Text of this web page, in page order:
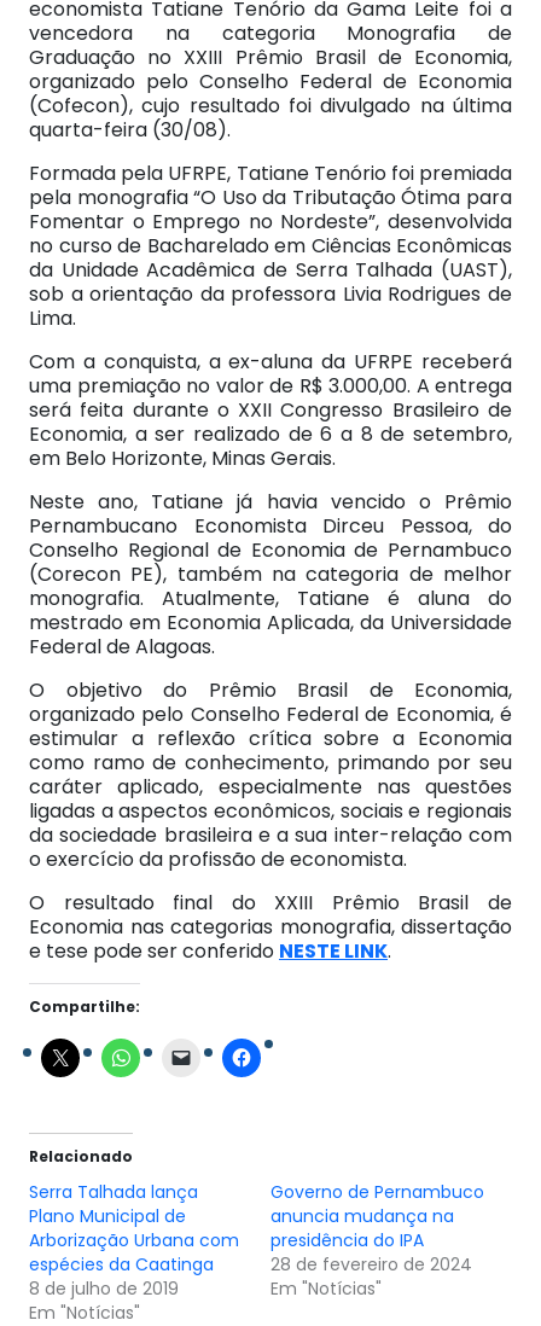
economista Tatiane Tenório da Gama Leite foi a
vencedora na categoria Monografia de
Graduação no XXIII Prêmio Brasil de Economia,
organizado pelo Conselho Federal de Economia
(Cofecon), cujo resultado foi divulgado na última
quarta-feira (30/08).
Formada pela UFRPE, Tatiane Tenório foi premiada
pela monografia “O Uso da Tributação Ótima para
Fomentar o Emprego no Nordeste”, desenvolvida
no curso de Bacharelado em Ciências Econômicas
da Unidade Acadêmica de Serra Talhada (UAST),
sob a orientação da professora Livia Rodrigues de
Lima.
Com a conquista, a ex-aluna da UFRPE receberá
uma premiação no valor de R$ 3.000,00. A entrega
será feita durante o XXII Congresso Brasileiro de
Economia, a ser realizado de 6 a 8 de setembro,
em Belo Horizonte, Minas Gerais.
Neste ano, Tatiane já havia vencido o Prêmio
Pernambucano Economista Dirceu Pessoa, do
Conselho Regional de Economia de Pernambuco
(Corecon PE), também na categoria de melhor
monografia. Atualmente, Tatiane é aluna do
mestrado em Economia Aplicada, da Universidade
Federal de Alagoas.
O objetivo do Prêmio Brasil de Economia,
organizado pelo Conselho Federal de Economia, é
estimular a reflexão crítica sobre a Economia
como ramo de conhecimento, primando por seu
caráter aplicado, especialmente nas questões
ligadas a aspectos econômicos, sociais e regionais
da sociedade brasileira e a sua inter-relação com
o exercício da profissão de economista.
O resultado final do XXIII Prêmio Brasil de
Economia nas categorias monografia, dissertação
e tese pode ser conferido NESTE LINK.
Compartilhe:
Relacionado
Serra Talhada lança
Plano Municipal de
Arborização Urbana com
espécies da Caatinga
8 de julho de 2019
Em "Notícias"
Governo de Pernambuco
anuncia mudança na
presidência do IPA
28 de fevereiro de 2024
Em "Notícias"